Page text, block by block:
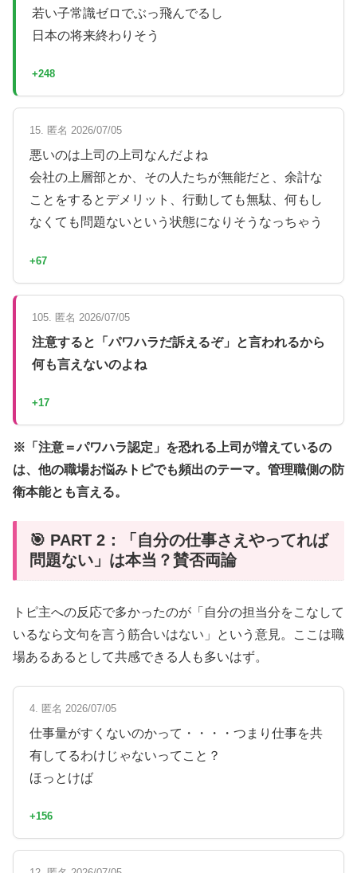
若い子常識ゼロでぶっ飛んでるし
日本の将来終わりそう
+248
15. 匿名 2026/07/05
悪いのは上司の上司なんだよね
会社の上層部とか、その人たちが無能だと、余計な
ことをするとデメリット、行動しても無駄、何もし
なくても問題ないという状態になりそうなっちゃう
+67
105. 匿名 2026/07/05
注意すると「パワハラだ訴えるぞ」と言われるから
何も言えないのよね
+17
※「注意＝パワハラ認定」を恐れる上司が増えているの
は、他の職場お悩みトピでも頻出のテーマ。管理職側の防
衛本能とも言える。
🎯 PART 2：「自分の仕事さえやってれば
問題ない」は本当？賛否両論
トピ主への反応で多かったのが「自分の担当分をこなして
いるなら文句を言う筋合いはない」という意見。ここは職
場あるあるとして共感できる人も多いはず。
4. 匿名 2026/07/05
仕事量がすくないのかって・・・・つまり仕事を共
有してるわけじゃないってこと？
ほっとけば
+156